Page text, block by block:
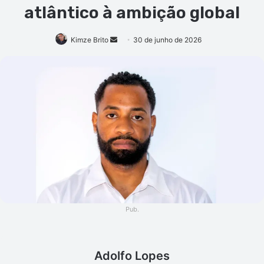
atlântico à ambição global
Kimze Brito
Mande
mail
30 de junho de 2026
Pub.
Adolfo Lopes